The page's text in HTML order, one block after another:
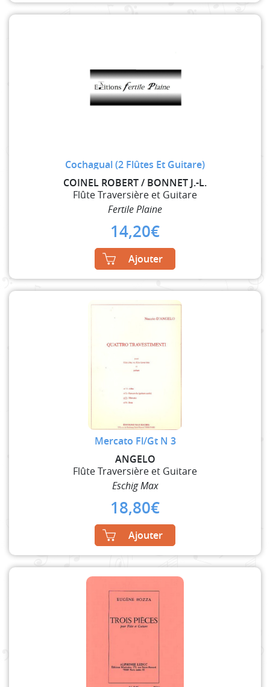
Cochagual (2 Flûtes Et Guitare)
COINEL ROBERT / BONNET J.-L.
Flûte Traversière et Guitare
Fertile Plaine
14,20€
Ajouter
Mercato Fl/Gt N 3
ANGELO
Flûte Traversière et Guitare
Eschig Max
18,80€
Ajouter